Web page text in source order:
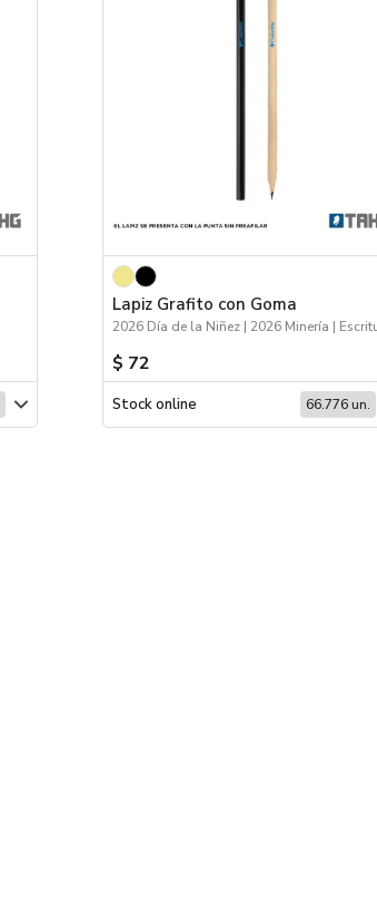
Lapiz Grafito con Goma
$ 72
Stock online 66.776 un.